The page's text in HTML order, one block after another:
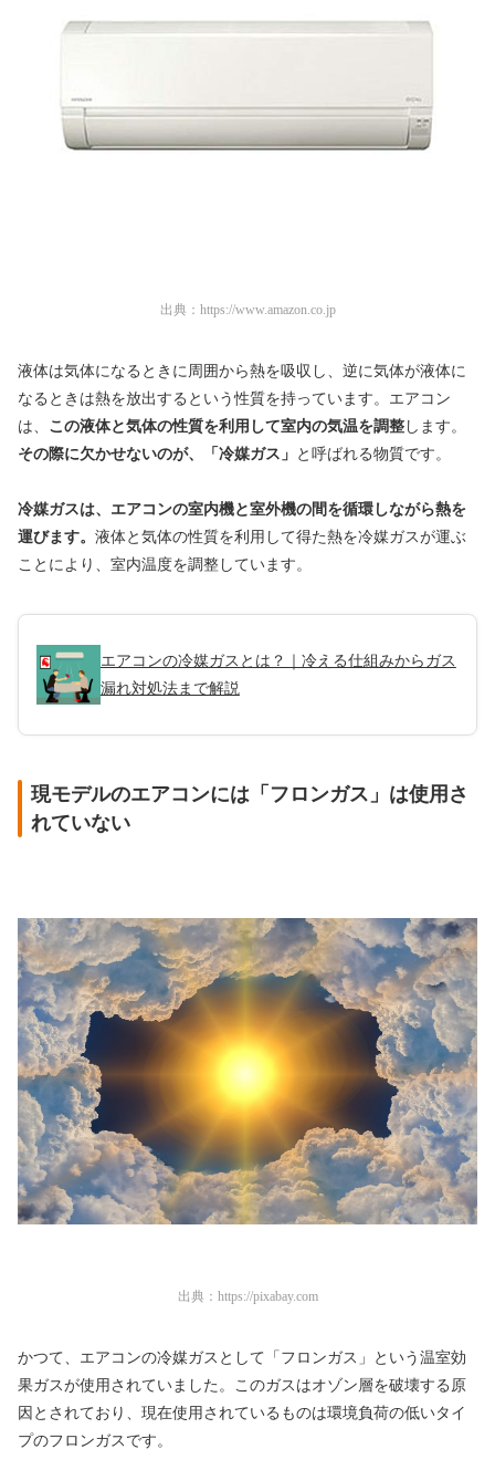
出典： https://www.amazon.co.jp
液体は気体になるときに周囲から熱を吸収し、逆に気体が液体に
なるときは熱を放出するという性質を持っています。エアコン
は、 この液体と気体の性質を利用して室内の気温を調整 します。
その際に欠かせないのが、「冷媒ガス」 と呼ばれる物質です。
冷媒ガスは、エアコンの室内機と室外機の間を循環しながら熱を
運びます。 液体と気体の性質を利用して得た熱を冷媒ガスが運ぶ
ことにより、室内温度を調整しています。
エアコンの冷媒ガスとは？｜冷える仕組みからガス
漏れ対処法まで解説
現モデルのエアコンには「フロンガス」は使用さ
れていない
出典： https://pixabay.com
かつて、エアコンの冷媒ガスとして「フロンガス」という温室効
果ガスが使用されていました。このガスはオゾン層を破壊する原
因とされており、現在使用されているものは環境負荷の低いタイ
プのフロンガスです。